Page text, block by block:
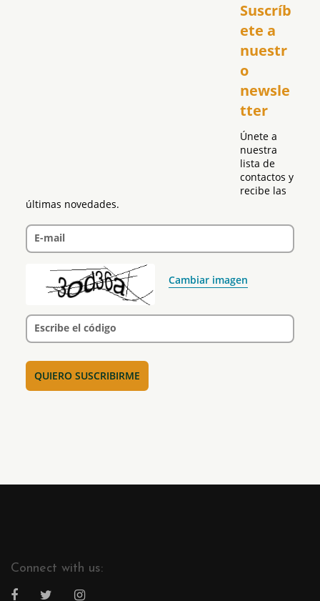
Suscríb
ete a
nuestr
o
newsle
tter
Únete a
nuestra
lista de
contactos y
recibe las
últimas novedades.
E-mail
Cambiar imagen
Escribe el código
Connect with us: